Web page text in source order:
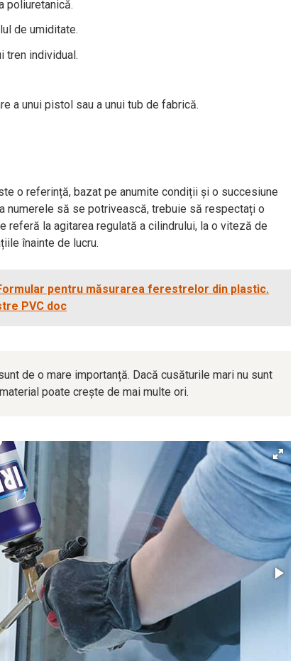
poliuretanică.
de umiditate.
tren individual.
a unui pistol sau a unui tub de fabrică.
o referință, bazat pe anumite condiții și o succesiune
numerele să se potrivească, trebuie să respectați o
referă la agitarea regulată a cilindrului, la o viteză de
înainte de lucru.
pentru măsurarea ferestrelor din plastic.
PVC doc
de o mare importanță. Dacă cusăturile mari nu sunt
poate crește de mai multe ori.